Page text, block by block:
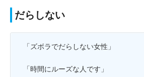
だらしない
「ズボラでだらしない女性」
「時間にルーズな人です」